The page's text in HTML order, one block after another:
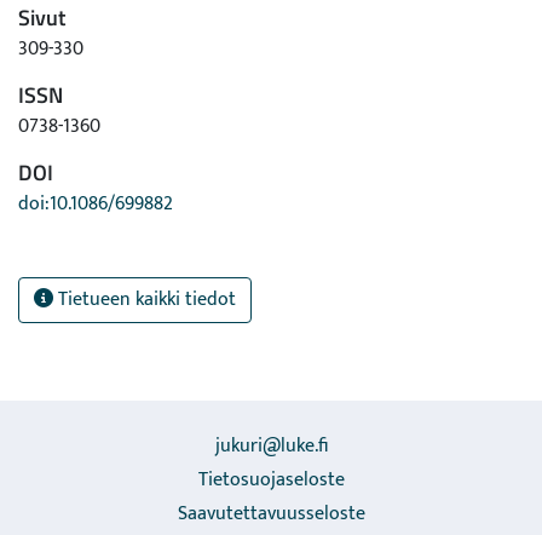
Sivut
309-330
ISSN
0738-1360
DOI
doi:10.1086/699882
Tietueen kaikki tiedot
jukuri@luke.fi
Tietosuojaseloste
Saavutettavuusseloste